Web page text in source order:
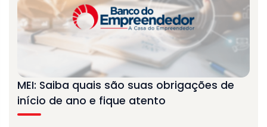
MEI: Saiba quais são suas obrigações de
início de ano e fique atento